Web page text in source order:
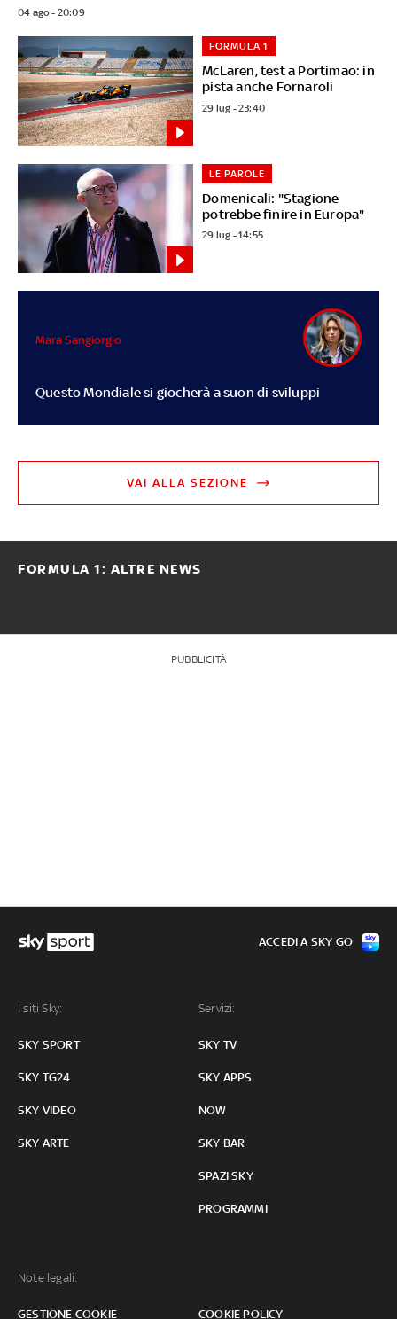
04 ago - 20:09
McLaren, test a Portimao: in
pista anche Fornaroli
FORMULA 1
29 lug - 23:40
Domenicali: "Stagione
potrebbe finire in Europa"
LE PAROLE
29 lug - 14:55
Questo Mondiale si giocherà a suon di sviluppi
Mara Sangiorgio
VAI ALLA SEZIONE
FORMULA 1: ALTRE NEWS
PUBBLICITÀ
I siti Sky:
SKY SPORT
SKY TG24
SKY VIDEO
SKY ARTE
Servizi:
SKY TV
SKY APPS
NOW
SKY BAR
SPAZI SKY
PROGRAMMI
Note legali:
GESTIONE COOKIE COOKIE POLICY
ACCEDI A SKY GO